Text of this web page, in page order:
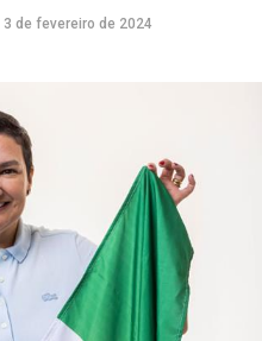
3 de fevereiro de 2024